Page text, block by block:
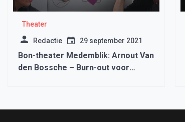
Theater
Redactie 29 september 2021
Bon-theater Medemblik: Arnout Van
den Bossche – Burn-out voor